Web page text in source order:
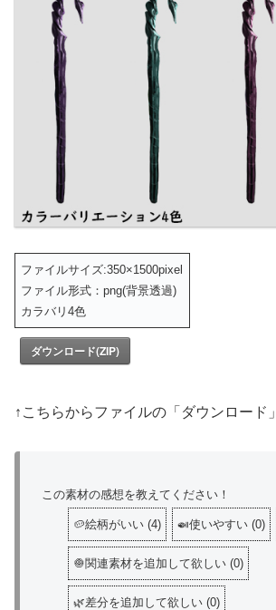
ファイルサイズ:350×1500pixel
ファイル形式：png(背景透過)
カラバリ4色
ダウンロード(ZIP)
↑こちらからファイルの「ダウンロード
この素材の感想を教えてください！
🥔絵柄がいい (4) 🍛使いやすい (0)
🧅関連素材を追加して欲しい (0)
🌿差分を追加して欲しい (0)